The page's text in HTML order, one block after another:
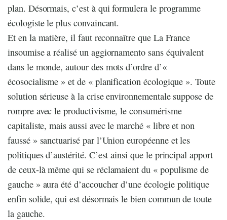
plan. Désormais, c’est à qui formulera le programme
écologiste le plus convaincant.
Et en la matière, il faut reconnaître que La France
insoumise a réalisé un aggiornamento sans équivalent
dans le monde, autour des mots d’ordre d’«
écosocialisme » et de « planification écologique ». Toute
solution sérieuse à la crise environnementale suppose de
rompre avec le productivisme, le consumérisme
capitaliste, mais aussi avec le marché « libre et non
faussé » sanctuarisé par l’Union européenne et les
politiques d’austérité. C’est ainsi que le principal apport
de ceux-là même qui se réclamaient du « populisme de
gauche » aura été d’accoucher d’une écologie politique
enfin solide, qui est désormais le bien commun de toute
la gauche.